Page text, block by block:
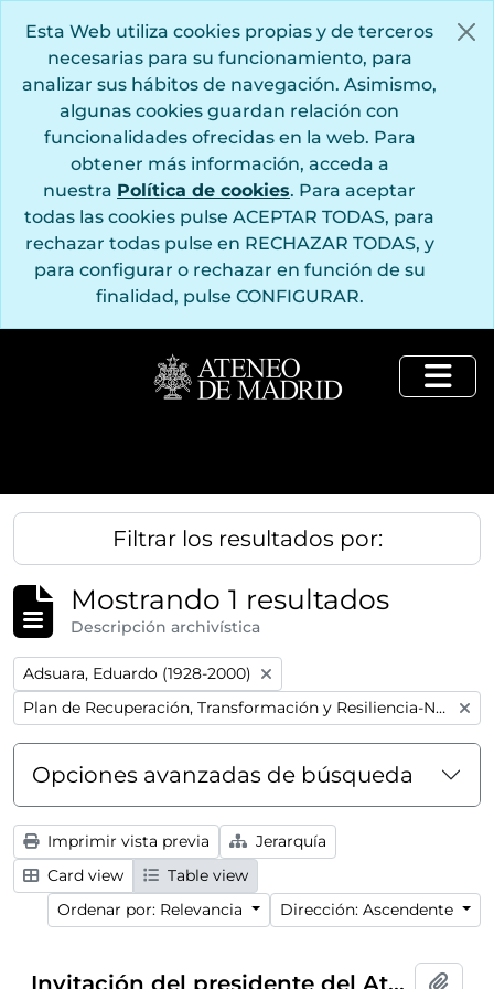
Esta Web utiliza cookies propias y de terceros
necesarias para su funcionamiento, para
analizar sus hábitos de navegación. Asimismo,
algunas cookies guardan relación con
funcionalidades ofrecidas en la web. Para
obtener más información, acceda a
nuestra Política de cookies. Para aceptar
todas las cookies pulse ACEPTAR TODAS, para
rechazar todas pulse en RECHAZAR TODAS, y
para configurar o rechazar en función de su
finalidad, pulse CONFIGURAR.
Filtrar los resultados por:
Mostrando 1 resultados
Descripción archivística
Remove filter:
Adsuara, Eduardo (1928-2000)
Remove filter:
Plan de Recuperación, Transformación y Resiliencia-Next GenerationEU
Opciones avanzadas de búsqueda
Imprimir vista previa
Jerarquía
Card view
Table view
Ordenar por: Relevancia
Dirección: Ascendente
Invitación del presidente del Ateneo de Madrid para la conferencia "Alexis Carrel, ese desconocido" ofrecida por Eduardo Adsuara, celebrada el 18 de junio de 1954